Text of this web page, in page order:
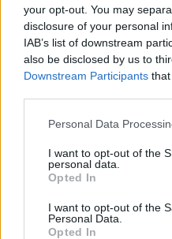
your opt-out. You may
disclosure of your personal
IAB’s list of downstream
also be disclosed by us to
Downstream Participants
Please note that this
not limited to your visit or
grant or deny consent to
use your data for below
consent section.
Personal Data
I want to opt-out of the
personal data.
Opted In
I want to opt-out of the
Personal Data.
Opted In
SZÍNDARAB